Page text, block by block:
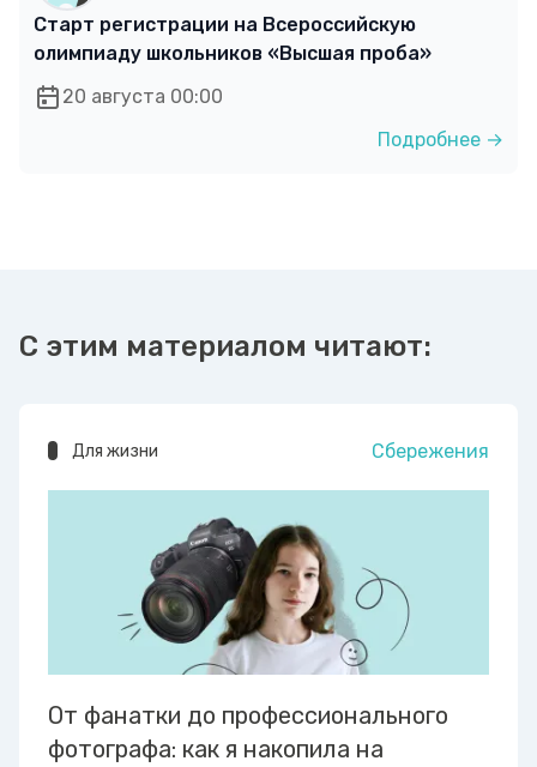
Старт регистрации на Всероссийскую
олимпиаду школьников «Высшая проба»
20 августа 00:00
Подробнее →
С этим материалом читают:
Для жизни Сбережения
От фанатки до профессионального
фотографа: как я накопила на